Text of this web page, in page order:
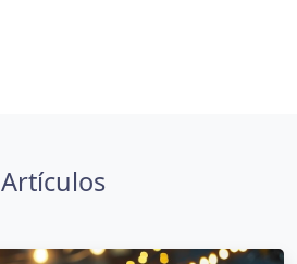
Artículos